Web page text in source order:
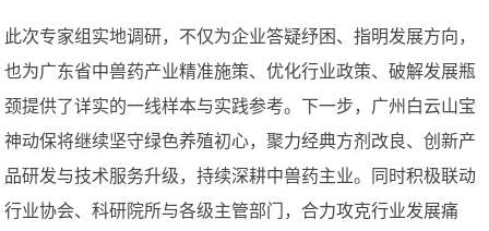
此次专家组实地调研，不仅为企业答疑纾困、指明发展方向，
也为广东省中兽药产业精准施策、优化行业政策、破解发展瓶
颈提供了详实的一线样本与实践参考。下一步，广州白云山宝
神动保将继续坚守绿色养殖初心，聚力经典方剂改良、创新产
品研发与技术服务升级，持续深耕中兽药主业。同时积极联动
行业协会、科研院所与各级主管部门，合力攻克行业发展痛